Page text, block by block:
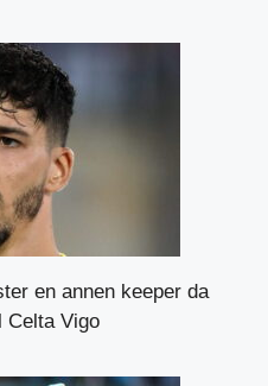
en annen keeper da
Celta Vigo